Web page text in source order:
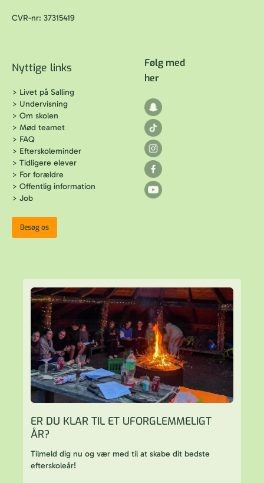
CVR-nr: 37315419
Nyttige links
> Livet på Salling
> Undervisning
> Om skolen
> Mød teamet
> FAQ
> Efterskoleminder
> Tidligere elever
> For forældre
> Offentlig information
> Job
Besøg os
Følg med
her
ER DU KLAR TIL ET UFORGLEMMELIGT
ÅR?
Tilmeld dig nu og vær med til at skabe dit bedste
efterskoleår!